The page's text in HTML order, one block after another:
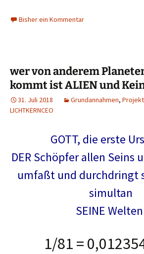
Bisher ein Kommentar
wer von anderem
kommt ist ALIEN und
31. Juli 2018 Grundannahmen,
LICHTKERNCEO
GOTT, die erste
DER Schöpfer allen Seins
umfaßt und durchdringt
simultan
SEINE
1/81 =